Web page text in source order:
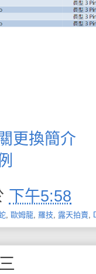
更換簡介
下午5:58
歐姆龍 羅技 露天拍賣